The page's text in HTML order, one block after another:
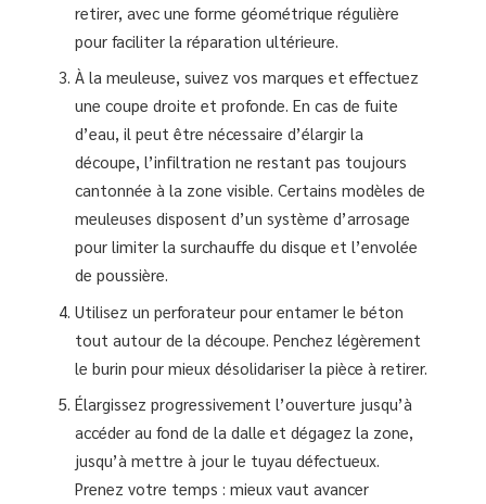
retirer, avec une forme géométrique régulière
pour faciliter la réparation ultérieure.
À la meuleuse, suivez vos marques et effectuez
une coupe droite et profonde. En cas de fuite
d’eau, il peut être nécessaire d’élargir la
découpe, l’infiltration ne restant pas toujours
cantonnée à la zone visible. Certains modèles de
meuleuses disposent d’un système d’arrosage
pour limiter la surchauffe du disque et l’envolée
de poussière.
Utilisez un perforateur pour entamer le béton
tout autour de la découpe. Penchez légèrement
le burin pour mieux désolidariser la pièce à retirer.
Élargissez progressivement l’ouverture jusqu’à
accéder au fond de la dalle et dégagez la zone,
jusqu’à mettre à jour le tuyau défectueux.
Prenez votre temps : mieux vaut avancer